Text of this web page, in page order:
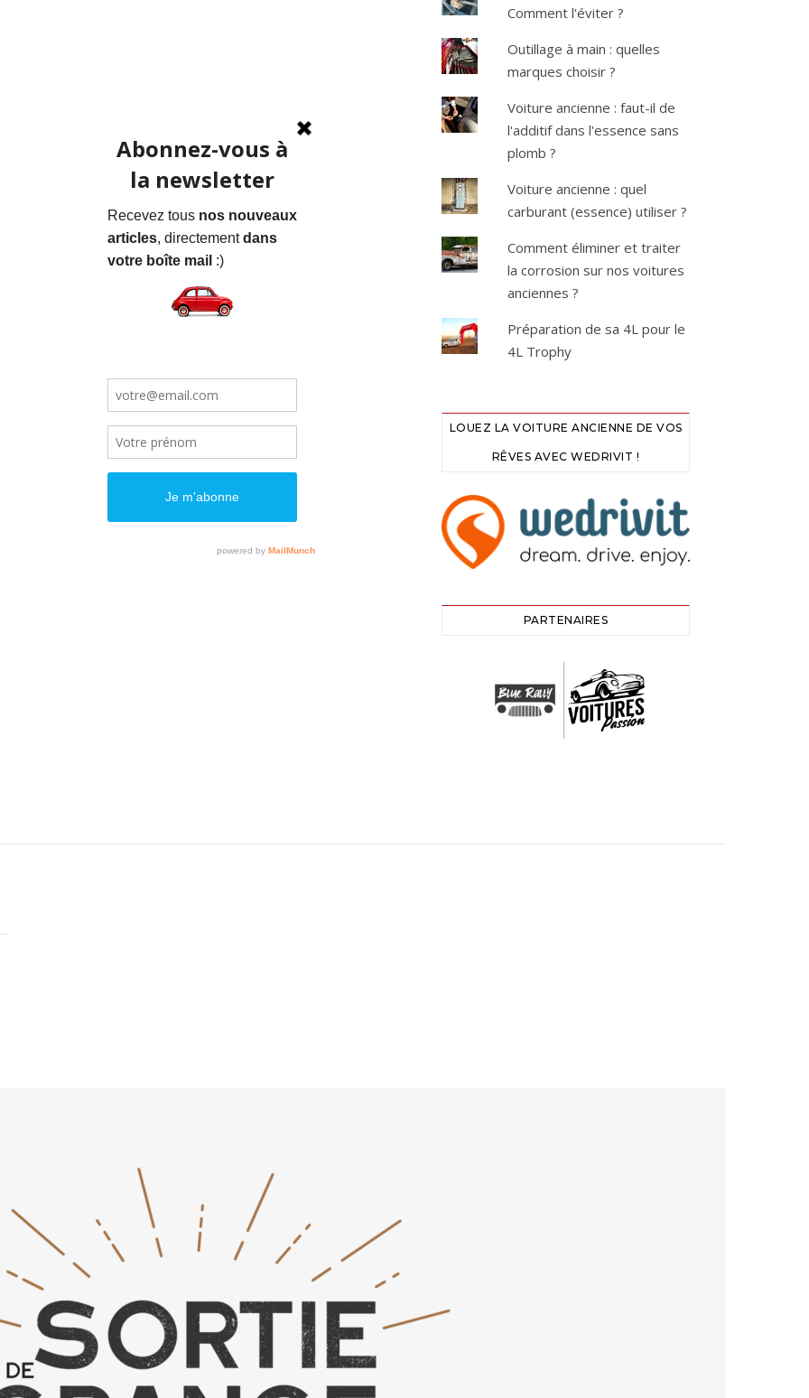
Comment l'éviter ?
Outillage à main : quelles
marques choisir ?
Voiture ancienne : faut-il de
l'additif dans l'essence sans
plomb ?
Voiture ancienne : quel
carburant (essence) utiliser ?
Comment éliminer et traiter
la corrosion sur nos voitures
anciennes ?
Préparation de sa 4L pour le
4L Trophy
LOUEZ LA VOITURE ANCIENNE DE VOS
RÊVES AVEC WEDRIVIT !
PARTENAIRES